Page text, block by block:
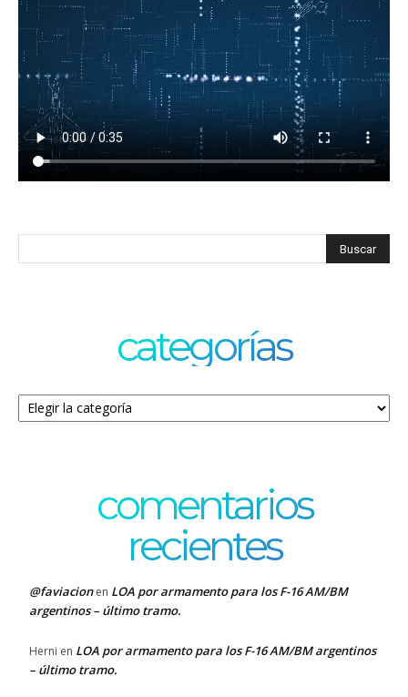
categorías
Categorías
comentarios
recientes
@faviacionen LOA por armamento para los F-16 AM/BM
argentinos – último tramo.
Herni en LOA por armamento para los F-16 AM/BM argentinos
– último tramo.